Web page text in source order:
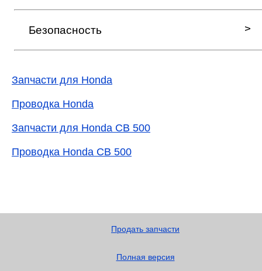
Безопасность
Запчасти для Honda
Проводка Honda
Запчасти для Honda CB 500
Проводка Honda CB 500
Продать запчасти
Полная версия